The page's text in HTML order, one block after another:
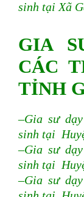
sinh tại Xã
GIA
CÁC
TỈNH
–Gia sư
sinh tại
–Gia sư
sinh tại
–Gia sư